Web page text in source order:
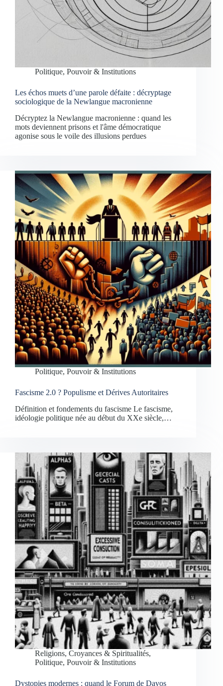
Politique, Pouvoir & Institutions
Les échos muets d’une parole défaite : décryptage
sociologique de la Newlangue macronienne
Décryptez la Newlangue macronienne : quand les
mots deviennent prisons et l'âme démocratique
agonise sous le voile des illusions perdues
Politique, Pouvoir & Institutions
Fascisme 2.0 ? Populisme et Dérives Autoritaires
Définition et fondements du fascisme Le fascisme,
idéologie politique née au début du XXe siècle,…
Religions, Croyances & Spiritualités,
Politique, Pouvoir & Institutions
Dystopies modernes : quand le Forum de Davos